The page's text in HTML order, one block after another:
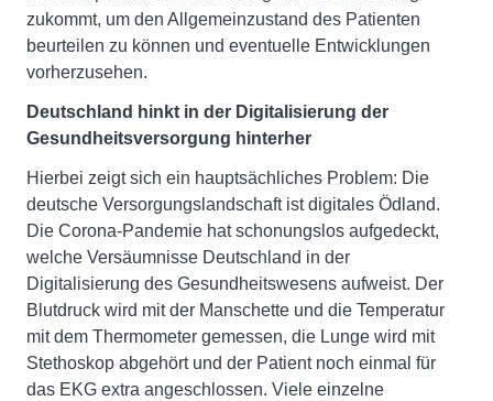
zukommt, um den Allgemeinzustand des Patienten
beurteilen zu können und eventuelle Entwicklungen
vorherzusehen.
Deutschland hinkt in der Digitalisierung der
Gesundheitsversorgung hinterher
Hierbei zeigt sich ein hauptsächliches Problem: Die
deutsche Versorgungslandschaft ist digitales Ödland.
Die Corona-Pandemie hat schonungslos aufgedeckt,
welche Versäumnisse Deutschland in der
Digitalisierung des Gesundheitswesens aufweist. Der
Blutdruck wird mit der Manschette und die Temperatur
mit dem Thermometer gemessen, die Lunge wird mit
Stethoskop abgehört und der Patient noch einmal für
das EKG extra angeschlossen. Viele einzelne